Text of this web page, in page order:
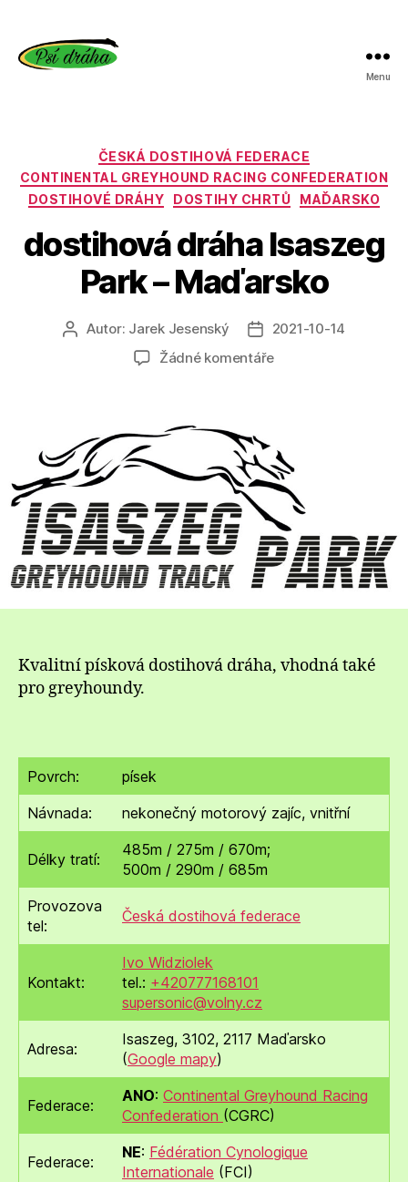
Menu
Rubriky
ČESKÁ DOSTIHOVÁ FEDERACE
CONTINENTAL GREYHOUND RACING CONFEDERATION
DOSTIHOVÉ DRÁHY
DOSTIHY CHRTŮ MAĎARSKO
dostihová dráha Isaszeg
Park – Maďarsko
AutorAutor: Jarek Jesenský
Datum
příspěvku
2021-10-14
Žádné komentářeu
dráha
Isaszeg
Park
–
Maďarsko
Kvalitní písková dostihová dráha, vhodná také
pro greyhoundy.
Povrch:
písek
Návnada:
nekonečný motorový zajíc, vnitřní
Délky tratí:
485m / 275m / 670m;
500m / 290m / 685m
Provozova
tel:
Česká dostihová federace
Kontakt:
Ivo Widziolek
tel.: +420777168101
supersonic@volny.cz
Adresa:
Isaszeg, 3102, 2117 Maďarsko
(Google mapy)
Federace:
ANO: Continental Greyhound Racing
Confederation (CGRC)
Federace:
NE: Fédération Cynologique
Internationale (FCI)